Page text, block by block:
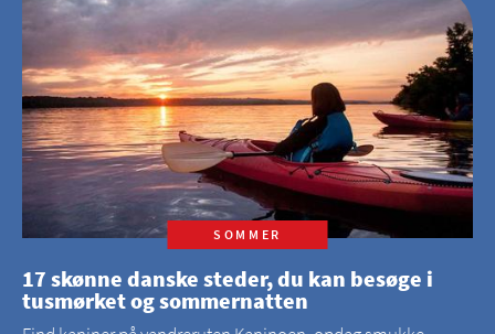
SOMMER
17 skønne danske steder, du kan besøge i
tusmørket og sommernatten